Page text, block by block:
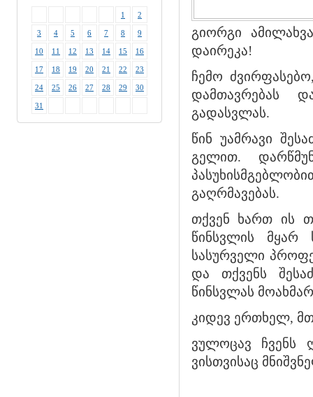
1 2
3 4 5 6 7 8 9
10 11 12 13 14 15 16
17 18 19 20 21 22 23
24 25 26 27 28 29 30
31
გიორგი
დაირეკა!
ჩემო
დამთავრებას
გადასვლას.
წინ უამრავი
გელით.
გაღრმავებას.
თქვენ ხართ ის
წინსვლის მყარ
სასურველი
და თქვენს
წინსვლას
კიდევ ერთხელ,
ვულოცავ ჩვენს
ვისთვისაც